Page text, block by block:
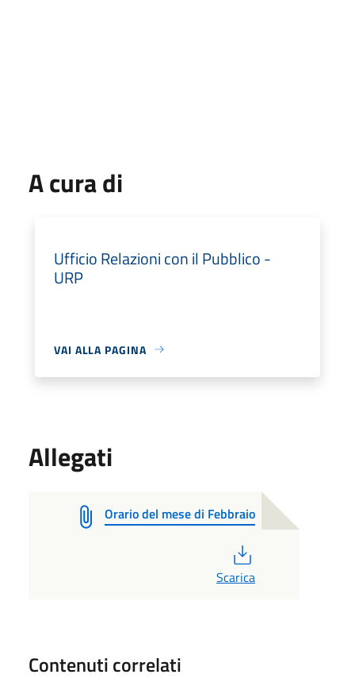
A cura di
Ufficio Relazioni con il Pubblico -
URP
VAI ALLA PAGINA
Allegati
Orario del mese di Febbraio
Scarica
Contenuti correlati